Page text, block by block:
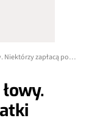
Skarbówka ruszyła na łowy. Niektórzy zapłacą podatki nawet 5 lat wstecz